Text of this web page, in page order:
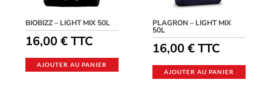
BIOBIZZ – LIGHT MIX 50L
16,00€ TTC
AJOUTER AU PANIER
PLAGRON – LIGHT MIX
50L
16,00€TTC
AJOUTER AU PANIER